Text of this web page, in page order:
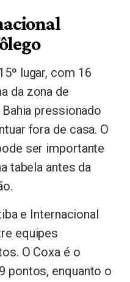
lugar, com 16
da zona de
pressionado
fora de casa. O
ser importante
tabela antes da
e Internacional
equipes
O Coxa é o
pontos, enquanto o